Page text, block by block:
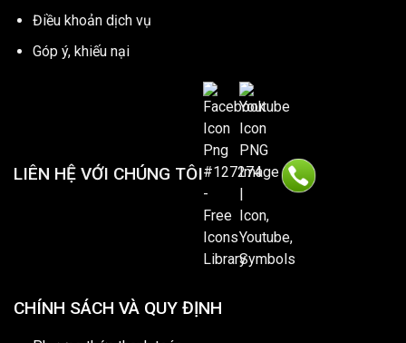
Điều khoản dịch vụ
Góp ý, khiếu nại
LIÊN HỆ VỚI CHÚNG TÔI
CHÍNH SÁCH VÀ QUY ĐỊNH